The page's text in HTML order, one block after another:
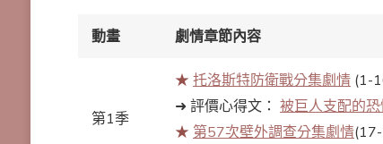
動畫 劇情章節內容
第1季
★ 托洛斯特防衛戰分集劇情(1-
➜ 評價心得文： 被巨人支配的
★ 第57次壁外調查分集劇情